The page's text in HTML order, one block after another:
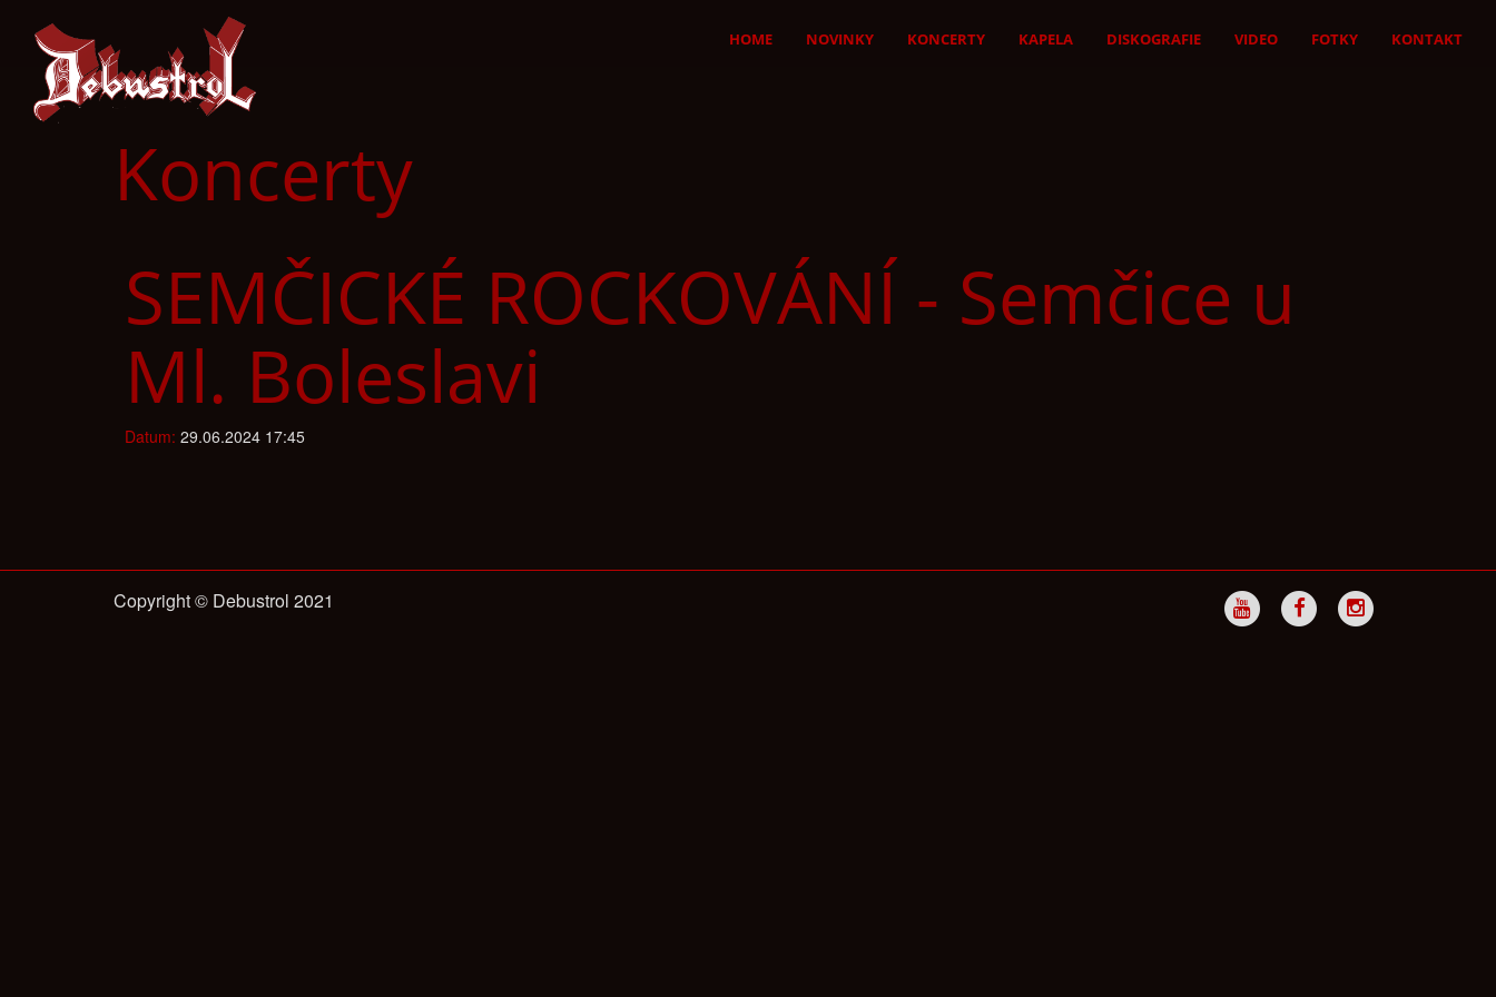
HOME NOVINKY KONCERTY KAPELA DISKOGRAFIE VIDEO FOTKY KONTAKT
Koncerty
SEMČICKÉ ROCKOVÁNÍ - Semčice u
Ml. Boleslavi
Datum: 29.06.2024 17:45
Copyright © Debustrol 2021